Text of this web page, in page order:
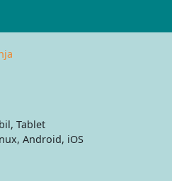
Tablet
Android, iOS